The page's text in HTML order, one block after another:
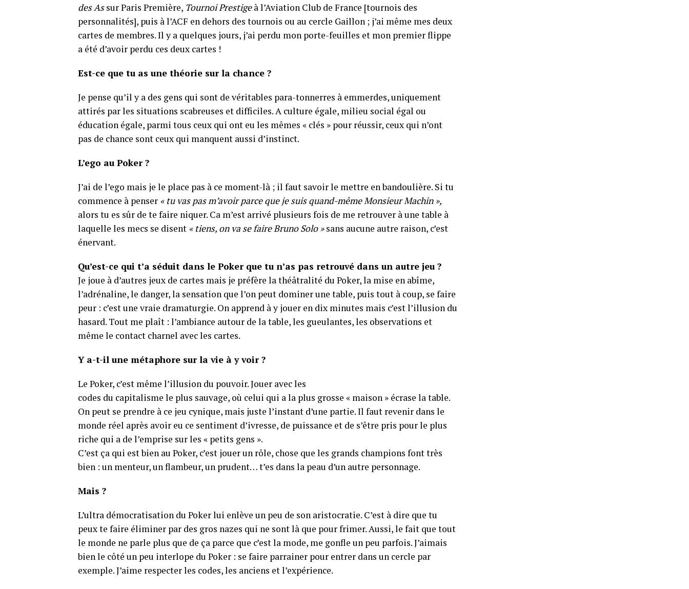
des Assur Paris Première, Tournoi Prestigeà l’Aviation Club de France [tournois des
personnalités], puis à l’ACF en dehors des tournois ou au cercle Gaillon ; j’ai même mes deux
cartes de membres. Il y a quelques jours, j’ai perdu mon porte-feuilles et mon premier flippe
a été d’avoir perdu ces deux cartes !
Est-ce que tu as une théorie sur la chance ?
Je pense qu’il y a des gens qui sont de véritables para-tonnerres à emmerdes, uniquement
attirés par les situations scabreuses et difficiles. A culture égale, milieu social égal ou
éducation égale, parmi tous ceux qui ont eu les mêmes « clés » pour réussir, ceux qui n’ont
pas de chance sont ceux qui manquent aussi d’instinct.
L’ego au Poker ?
J’ai de l’ego mais je le place pas à ce moment-là ; il faut savoir le mettre en bandoulière. Si tu
commence à penser « tu vas pas m’avoir parce que je suis quand-même Monsieur Machin »,
alors tu es sûr de te faire niquer. Ca m’est arrivé plusieurs fois de me retrouver à une table à
laquelle les mecs se disent « tiens, on va se faire Bruno Solo »sans aucune autre raison, c’est
énervant.
Qu’est-ce qui t’a séduit dans le Poker que tu n’as pas retrouvé dans un autre jeu ?
Je joue à d’autres jeux de cartes mais je préfère la théâtralité du Poker, la mise en abîme,
l’adrénaline, le danger, la sensation que l’on peut dominer une table, puis tout à coup, se faire
peur : c’est une vraie dramaturgie. On apprend à y jouer en dix minutes mais c’est l’illusion du
hasard. Tout me plaît : l’ambiance autour de la table, les gueulantes, les observations et
même le contact charnel avec les cartes.
Y a-t-il une métaphore sur la vie à y voir ?
Le Poker, c’est même l’illusion du pouvoir. Jouer avec les
codes du capitalisme le plus sauvage, où celui qui a la plus grosse « maison » écrase la table.
On peut se prendre à ce jeu cynique, mais juste l’instant d’une partie. Il faut revenir dans le
monde réel après avoir eu ce sentiment d’ivresse, de puissance et de s’être pris pour le plus
riche qui a de l’emprise sur les « petits gens ».
C’est ça qui est bien au Poker, c’est jouer un rôle, chose que les grands champions font très
bien : un menteur, un flambeur, un prudent… t’es dans la peau d’un autre personnage.
Mais ?
L’ultra démocratisation du Poker lui enlève un peu de son aristocratie. C’est à dire que tu
peux te faire éliminer par des gros nazes qui ne sont là que pour frimer. Aussi, le fait que tout
le monde ne parle plus que de ça parce que c’est la mode, me gonfle un peu parfois. J’aimais
bien le côté un peu interlope du Poker : se faire parrainer pour entrer dans un cercle par
exemple. J’aime respecter les codes, les anciens et l’expérience.